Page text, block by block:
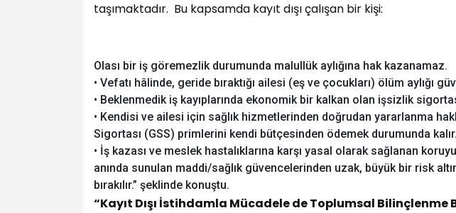
taşımaktadır. Bu kapsamda kayıt dışı çalışan bir kişi:
Olası bir iş göremezlik durumunda malullük aylığına hak kazanamaz.
• Vefatı hâlinde, geride bıraktığı ailesi (eş ve çocukları) ölüm aylığı
• Beklenmedik iş kayıplarında ekonomik bir kalkan olan işsizlik
• Kendisi ve ailesi için sağlık hizmetlerinden doğrudan yararlanma
Sigortası (GSS) primlerini kendi bütçesinden ödemek durumunda kalır.
• İş kazası ve meslek hastalıklarına karşı yasal olarak sağlanan
anında sunulan maddi/sağlık güvencelerinden uzak, büyük bir risk
bırakılır.” şeklinde konuştu.
“Kayıt Dışı İstihdamla Mücadele de Toplumsal Bilinçlenme